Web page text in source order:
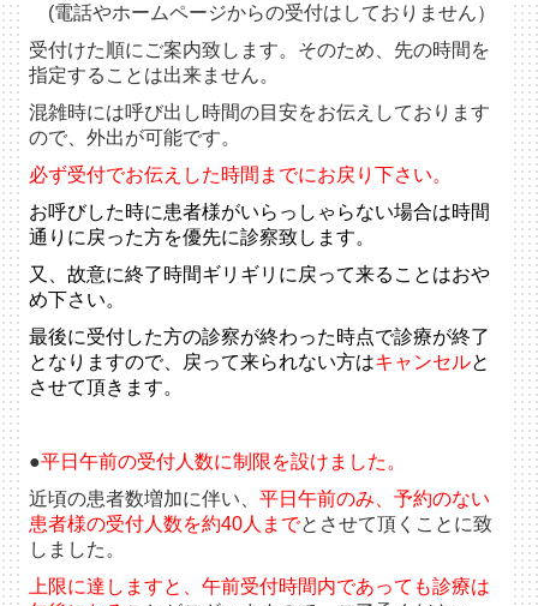
(電話やホームページからの受付はしておりません）
受付けた順にご案内致します。そのため、先の時間を
指定することは出来ません。
混雑時には呼び出し時間の目安をお伝えしております
ので、外出が可能です。
必ず受付でお伝えした時間までにお戻り下さい。
お呼びした時に患者様がいらっしゃらない場合は時間
通りに戻った方を優先に診察致します。
又、故意に終了時間ギリギリに戻って来ることはおや
め下さい。
最後に受付した方の診察が終わった時点で診療が終了
となりますので、
戻って来られない方はキャンセルと
させて頂きます。
●平日午前の受付人数に制限を設けました。
近頃の患者数増加に伴い、平日午前のみ、予約のない
患者様の受付人数を約40人までとさせて頂くことに致
しました。
上限に達しますと、午前受付時間内であっても診療は